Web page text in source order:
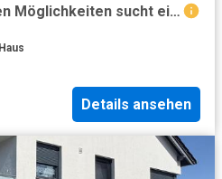
Liebhaberhaus mit vielen Möglichkeiten sucht eine neue Familie
Haus
Details ansehen